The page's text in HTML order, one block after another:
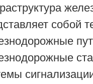
собой